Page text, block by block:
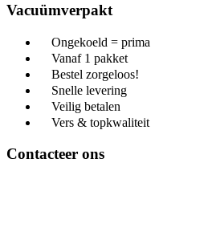
Vacuümverpakt
Ongekoeld = prima
Vanaf 1 pakket
Bestel zorgeloos!
Snelle levering
Veilig betalen
Vers & topkwaliteit
Contacteer ons